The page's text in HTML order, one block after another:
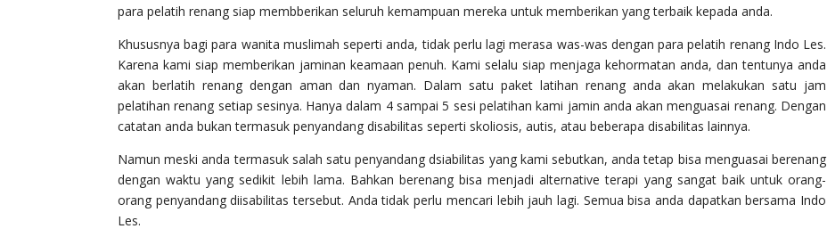
para pelatih renang siap membberikan seluruh kemampuan mereka untuk memberikan yang terbaik kepada anda.
Khususnya bagi para wanita muslimah seperti anda, tidak perlu lagi merasa was-was dengan para pelatih renang Indo Les.
Karena kami siap memberikan jaminan keamaan penuh. Kami selalu siap menjaga kehormatan anda, dan tentunya anda
akan berlatih renang dengan aman dan nyaman. Dalam satu paket latihan renang anda akan melakukan satu jam
pelatihan renang setiap sesinya. Hanya dalam 4 sampai 5 sesi pelatihan kami jamin anda akan menguasai renang. Dengan
catatan anda bukan termasuk penyandang disabilitas seperti skoliosis, autis, atau beberapa disabilitas lainnya.
Namun meski anda termasuk salah satu penyandang dsiabilitas yang kami sebutkan, anda tetap bisa menguasai berenang
dengan waktu yang sedikit lebih lama. Bahkan berenang bisa menjadi alternative terapi yang sangat baik untuk orang-
orang penyandang diisabilitas tersebut. Anda tidak perlu mencari lebih jauh lagi. Semua bisa anda dapatkan bersama Indo
Les.